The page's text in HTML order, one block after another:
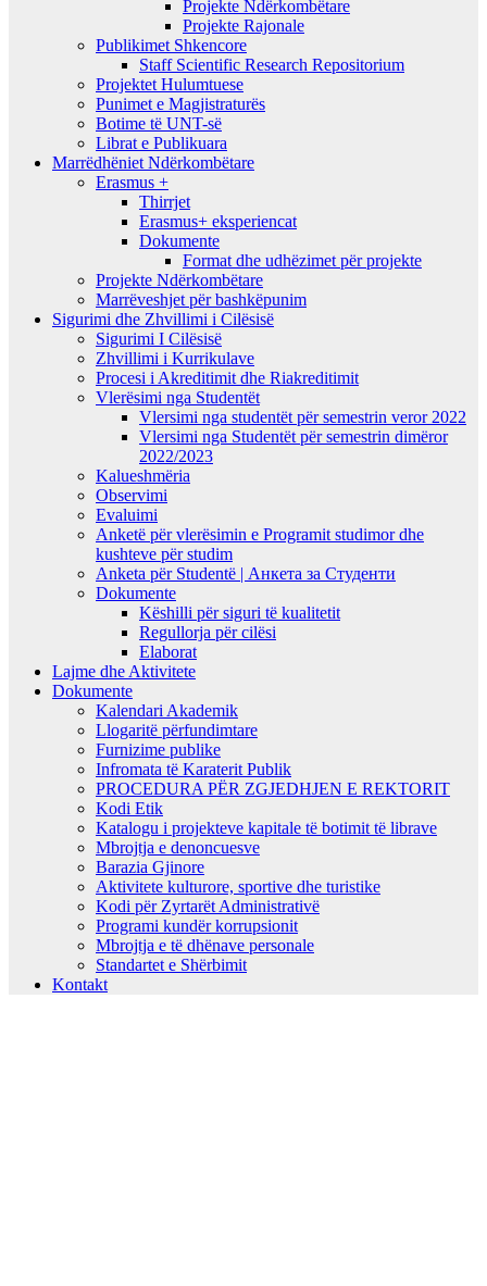
Projekte Ndërkombëtare
Projekte Rajonale
Publikimet Shkencore
Staff Scientific Research Repositorium
Projektet Hulumtuese
Punimet e Magjistraturës
Botime të UNT-së
Librat e Publikuara
Marrëdhëniet Ndërkombëtare
Erasmus +
Thirrjet
Erasmus+ eksperiencat
Dokumente
Format dhe udhëzimet për projekte
Projekte Ndërkombëtare
Marrëveshjet për bashkëpunim
Sigurimi dhe Zhvillimi i Cilësisë
Sigurimi I Cilësisë
Zhvillimi i Kurrikulave
Procesi i Akreditimit dhe Riakreditimit
Vlerësimi nga Studentët
Vlersimi nga studentët për semestrin veror 2022
Vlersimi nga Studentët për semestrin dimëror
2022/2023
Kalueshmëria
Observimi
Evaluimi
Anketë për vlerësimin e Programit studimor dhe
kushteve për studim
Anketa për Studentë | Анкета за Студенти
Dokumente
Këshilli për siguri të kualitetit
Regullorja për cilësi
Elaborat
Lajme dhe Aktivitete
Dokumente
Kalendari Akademik
Llogaritë përfundimtare
Furnizime publike
Infromata të Karaterit Publik
PROCEDURA PËR ZGJEDHJEN E REKTORIT
Kodi Etik
Katalogu i projekteve kapitale të botimit të librave
Mbrojtja e denoncuesve
Barazia Gjinore
Aktivitete kulturore, sportive dhe turistike
Kodi për Zyrtarët Administrativë
Programi kundër korrupsionit
Mbrojtja e të dhënave personale
Standartet e Shërbimit
Kontakt